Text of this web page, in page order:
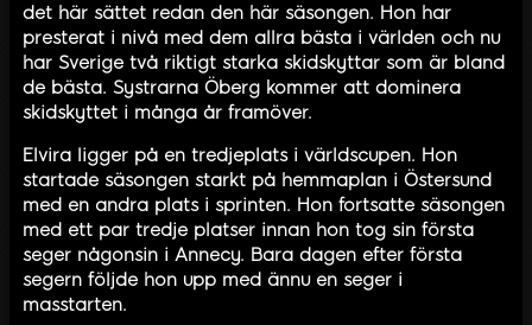
det här sättet redan den här säsongen. Hon har
presterat i nivå med dem allra bästa i världen och nu
har Sverige två riktigt starka skidskyttar som är bland
de bästa. Systrarna Öberg kommer att dominera
skidskyttet i många år framöver.
Elvira ligger på en tredjeplats i världscupen. Hon
startade säsongen starkt på hemmaplan i Östersund
med en andra plats i sprinten. Hon fortsatte säsongen
med ett par tredje platser innan hon tog sin första
seger någonsin i Annecy. Bara dagen efter första
segern följde hon upp med ännu en seger i
masstarten.